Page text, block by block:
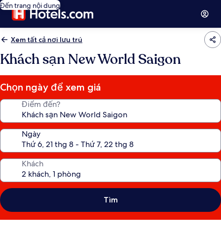
Đến trang nội dung
Xem tất cả nơi lưu trú
Khách sạn New World Saigon
Chọn ngày để xem giá
Điểm đến?
Ngày
Khách
Tìm